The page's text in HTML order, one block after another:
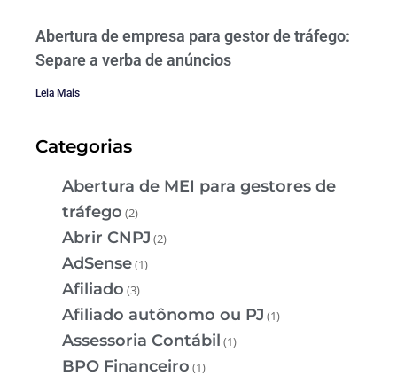
Abertura de empresa para gestor de tráfego:
Separe a verba de anúncios
Leia Mais
Categorias
Abertura de MEI para gestores de
tráfego (2)
Abrir CNPJ (2)
AdSense(1)
Afiliado (3)
Afiliado autônomo ou PJ (1)
Assessoria Contábil (1)
BPO Financeiro (1)